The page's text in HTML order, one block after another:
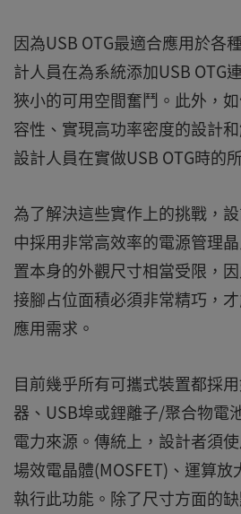
因為USB OTG最適合應用於各
計人員在為系統添加USB OTG
狹小的可用空間奮鬥。此外，
容性、實現高功率密度的設計
設計人員在實做USB OTG時的
為了解決這些實作上的挑戰，
中採用非常高效率的電源管理
置本身的外觀尺寸相當受限，
接腳占位面積必須非常精巧，
應用需求。
目前幾乎所有可攜式裝置都採
器、USB埠或鋰離子/聚合物電
電力來源。傳統上，設計者須
場效電晶體(MOSFET)、運算
執行此功能。除了尺寸方面的